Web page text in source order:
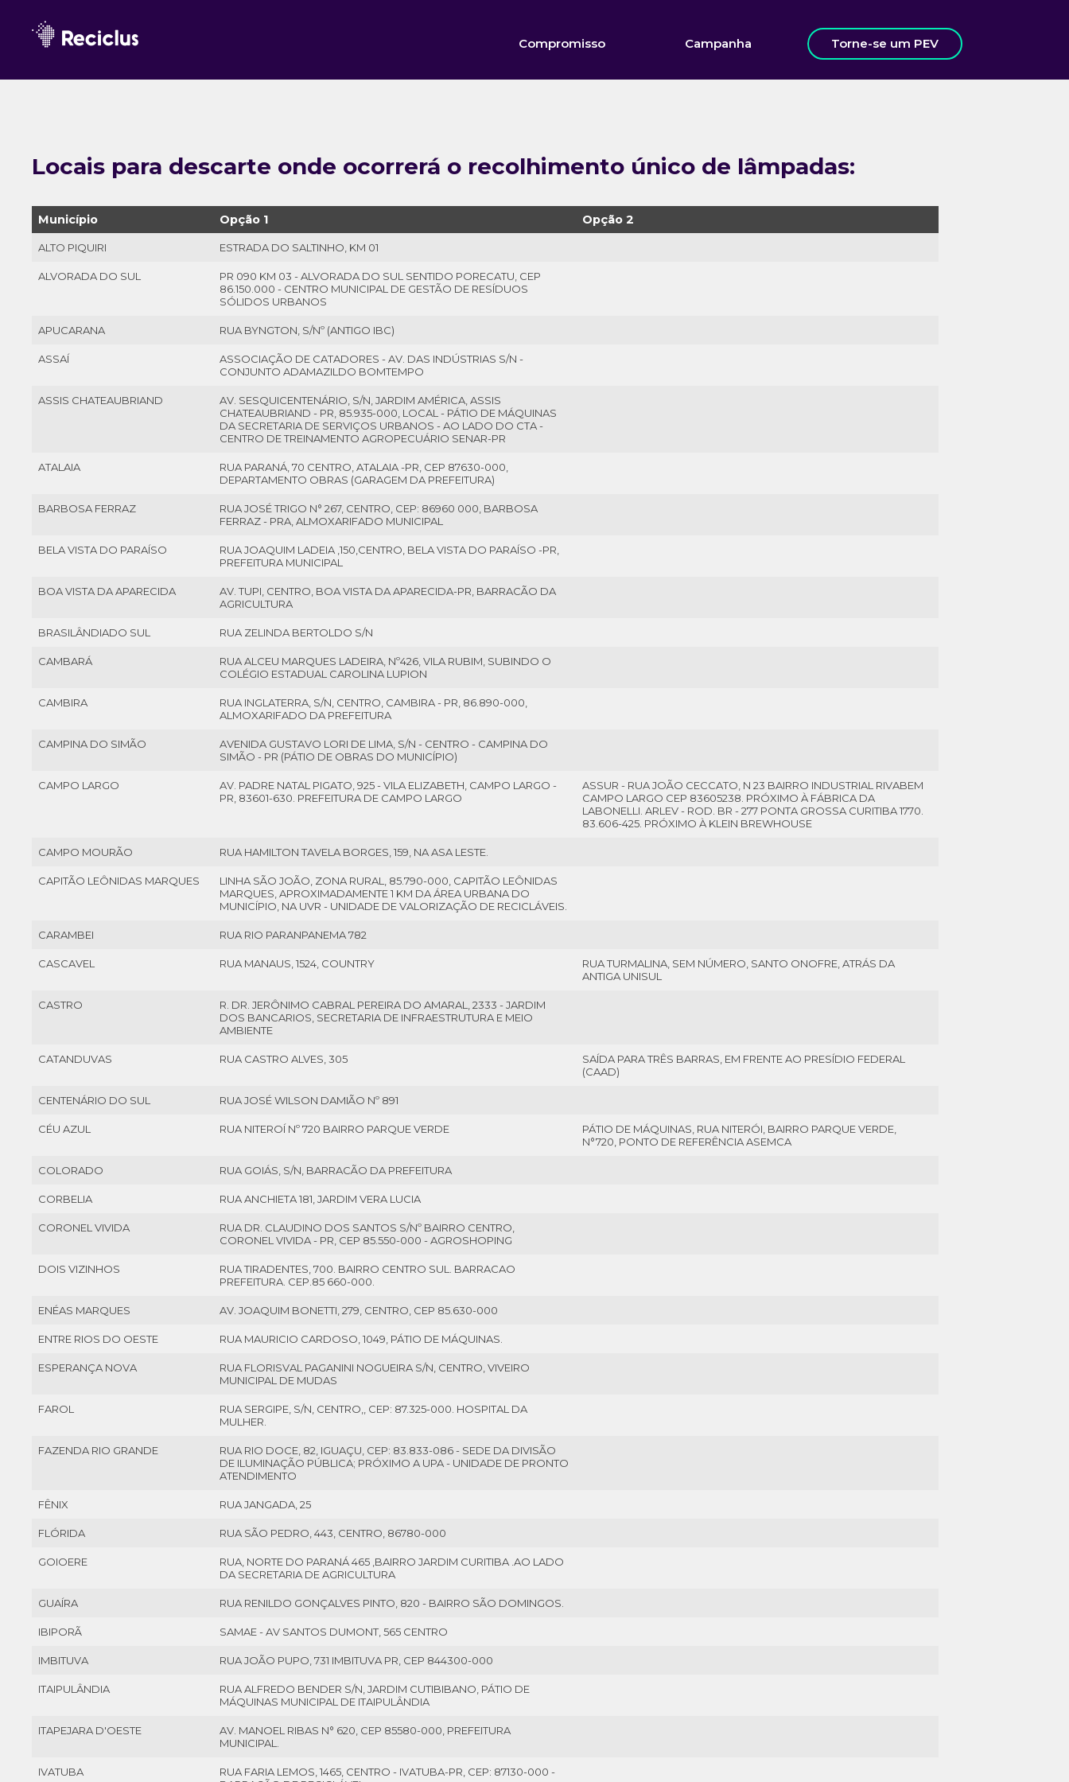
Compromisso Campanha Torne-se um PEV
Locais para descarte onde ocorrerá o recolhimento único de lâmpadas:
Município Opção 1 Opção 2
ALTO PIQUIRI ESTRADA DO SALTINHO, KM 01
ALVORADA DO SUL
PR 090 KM 03 - ALVORADA DO SUL SENTIDO PORECATU, CEP
86.150.000 - CENTRO MUNICIPAL DE GESTÃO DE RESÍDUOS
SÓLIDOS URBANOS
APUCARANA RUA BYNGTON, S/Nº (ANTIGO IBC)
ASSAÍ
ASSOCIAÇÃO DE CATADORES - AV. DAS INDÚSTRIAS S/N -
CONJUNTO ADAMAZILDO BOMTEMPO
ASSIS CHATEAUBRIAND
AV. SESQUICENTENÁRIO, S/N, JARDIM AMÉRICA, ASSIS
CHATEAUBRIAND - PR, 85.935-000, LOCAL - PÁTIO DE MÁQUINAS
DA SECRETARIA DE SERVIÇOS URBANOS - AO LADO DO CTA -
CENTRO DE TREINAMENTO AGROPECUÁRIO SENAR-PR
ATALAIA
RUA PARANÁ, 70 CENTRO, ATALAIA -PR, CEP 87630-000,
DEPARTAMENTO OBRAS (GARAGEM DA PREFEITURA)
BARBOSA FERRAZ
RUA JOSÉ TRIGO N° 267, CENTRO, CEP: 86960 000, BARBOSA
FERRAZ - PRA, ALMOXARIFADO MUNICIPAL
BELA VISTA DO PARAÍSO
RUA JOAQUIM LADEIA ,150,CENTRO, BELA VISTA DO PARAÍSO -PR,
PREFEITURA MUNICIPAL
BOA VISTA DA APARECIDA
AV. TUPI, CENTRO, BOA VISTA DA APARECIDA-PR, BARRACÃO DA
AGRICULTURA
BRASILÂNDIADO SUL RUA ZELINDA BERTOLDO S/N
CAMBARÁ
RUA ALCEU MARQUES LADEIRA, Nº426, VILA RUBIM, SUBINDO O
COLÉGIO ESTADUAL CAROLINA LUPION
CAMBIRA
RUA INGLATERRA, S/N, CENTRO, CAMBIRA - PR, 86.890-000,
ALMOXARIFADO DA PREFEITURA
CAMPINA DO SIMÃO
AVENIDA GUSTAVO LORI DE LIMA, S/N - CENTRO - CAMPINA DO
SIMÃO - PR (PÁTIO DE OBRAS DO MUNICÍPIO)
CAMPO LARGO
AV. PADRE NATAL PIGATO, 925 - VILA ELIZABETH, CAMPO LARGO -
PR, 83601-630. PREFEITURA DE CAMPO LARGO
ASSUR - RUA JOÃO CECCATO, N 23 BAIRRO INDUSTRIAL RIVABEM
CAMPO LARGO CEP 83605238. PRÓXIMO À FÁBRICA DA
LABONELLI. ARLEV - ROD. BR - 277 PONTA GROSSA CURITIBA 1770.
83.606-425. PRÓXIMO À KLEIN BREWHOUSE
CAMPO MOURÃO RUA HAMILTON TAVELA BORGES, 159, NA ASA LESTE.
CAPITÃO LEÔNIDAS MARQUES
LINHA SÃO JOÃO, ZONA RURAL, 85.790-000, CAPITÃO LEÔNIDAS
MARQUES, APROXIMADAMENTE 1 KM DA ÁREA URBANA DO
MUNICÍPIO, NA UVR - UNIDADE DE VALORIZAÇÃO DE RECICLÁVEIS.
CARAMBEI RUA RIO PARANPANEMA 782
CASCAVEL RUA MANAUS, 1524, COUNTRY
RUA TURMALINA, SEM NÚMERO, SANTO ONOFRE, ATRÁS DA
ANTIGA UNISUL
CASTRO
R. DR. JERÔNIMO CABRAL PEREIRA DO AMARAL, 2333 - JARDIM
DOS BANCARIOS, SECRETARIA DE INFRAESTRUTURA E MEIO
AMBIENTE
CATANDUVAS RUA CASTRO ALVES, 305
SAÍDA PARA TRÊS BARRAS, EM FRENTE AO PRESÍDIO FEDERAL
(CAAD)
CENTENÁRIO DO SUL RUA JOSÉ WILSON DAMIÃO Nº 891
CÉU AZUL RUA NITEROÍ Nº 720 BAIRRO PARQUE VERDE
PÁTIO DE MÁQUINAS, RUA NITERÓI, BAIRRO PARQUE VERDE,
N°720, PONTO DE REFERÊNCIA ASEMCA
COLORADO RUA GOIÁS, S/N, BARRACÃO DA PREFEITURA
CORBELIA RUA ANCHIETA 181, JARDIM VERA LUCIA
CORONEL VIVIDA
RUA DR. CLAUDINO DOS SANTOS S/Nº BAIRRO CENTRO,
CORONEL VIVIDA - PR, CEP 85.550-000 - AGROSHOPING
DOIS VIZINHOS
RUA TIRADENTES, 700. BAIRRO CENTRO SUL. BARRACAO
PREFEITURA. CEP.85 660-000.
ENÉAS MARQUES AV. JOAQUIM BONETTI, 279, CENTRO, CEP 85.630-000
ENTRE RIOS DO OESTE RUA MAURICIO CARDOSO, 1049, PÁTIO DE MÁQUINAS.
ESPERANÇA NOVA
RUA FLORISVAL PAGANINI NOGUEIRA S/N, CENTRO, VIVEIRO
MUNICIPAL DE MUDAS
FAROL
RUA SERGIPE, S/N, CENTRO,, CEP: 87.325-000. HOSPITAL DA
MULHER.
FAZENDA RIO GRANDE
RUA RIO DOCE, 82, IGUAÇU, CEP: 83.833-086 - SEDE DA DIVISÃO
DE ILUMINAÇÃO PÚBLICA; PRÓXIMO A UPA - UNIDADE DE PRONTO
ATENDIMENTO
FÊNIX RUA JANGADA, 25
FLÓRIDA RUA SÃO PEDRO, 443, CENTRO, 86780-000
GOIOERE
RUA, NORTE DO PARANÁ 465 ,BAIRRO JARDIM CURITIBA .AO LADO
DA SECRETARIA DE AGRICULTURA
GUAÍRA RUA RENILDO GONÇALVES PINTO, 820 - BAIRRO SÃO DOMINGOS.
IBIPORÃ SAMAE - AV SANTOS DUMONT, 565 CENTRO
IMBITUVA RUA JOÃO PUPO, 731 IMBITUVA PR, CEP 844300-000
ITAIPULÂNDIA
RUA ALFREDO BENDER S/N, JARDIM CUTIBIBANO, PÁTIO DE
MÁQUINAS MUNICIPAL DE ITAIPULÂNDIA
ITAPEJARA D'OESTE
AV. MANOEL RIBAS N° 620, CEP 85580-000, PREFEITURA
MUNICIPAL.
IVATUBA
RUA FARIA LEMOS, 1465, CENTRO - IVATUBA-PR, CEP: 87130-000 -